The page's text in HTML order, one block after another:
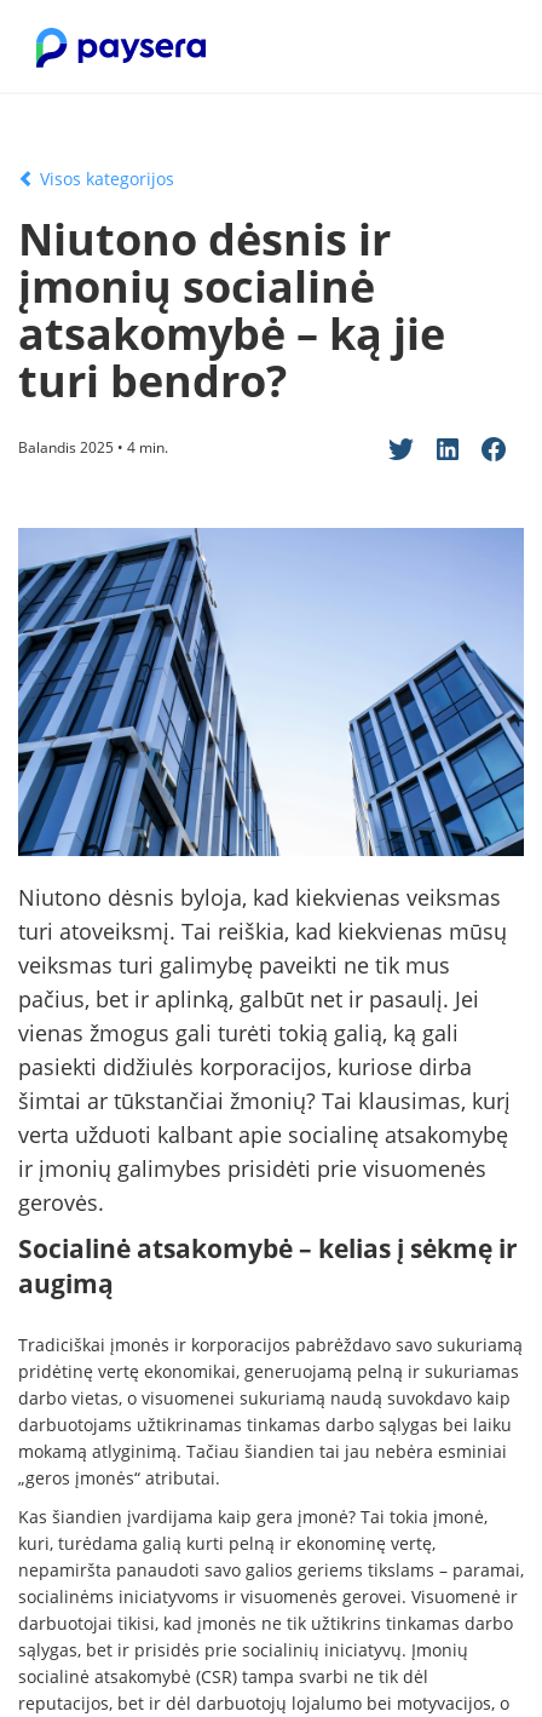
Visos kategorijos
Niutono dėsnis ir
įmonių socialinė
atsakomybė – ką jie
turi bendro?
Balandis 2025 • 4 min.
Niutono dėsnis byloja, kad kiekvienas veiksmas
turi atoveiksmį. Tai reiškia, kad kiekvienas mūsų
veiksmas turi galimybę paveikti ne tik mus
pačius, bet ir aplinką, galbūt net ir pasaulį. Jei
vienas žmogus gali turėti tokią galią, ką gali
pasiekti didžiulės korporacijos, kuriose dirba
šimtai ar tūkstančiai žmonių? Tai klausimas, kurį
verta užduoti kalbant apie socialinę atsakomybę
ir įmonių galimybes prisidėti prie visuomenės
gerovės.
Socialinė atsakomybė – kelias į sėkmę ir
augimą
Tradiciškai įmonės ir korporacijos pabrėždavo savo sukuriamą
pridėtinę vertę ekonomikai, generuojamą pelną ir sukuriamas
darbo vietas, o visuomenei sukuriamą naudą suvokdavo kaip
darbuotojams užtikrinamas tinkamas darbo sąlygas bei laiku
mokamą atlyginimą. Tačiau šiandien tai jau nebėra esminiai
„geros įmonės“ atributai.
Kas šiandien įvardijama kaip gera įmonė? Tai tokia įmonė,
kuri, turėdama galią kurti pelną ir ekonominę vertę,
nepamiršta panaudoti savo galios geriems tikslams – paramai,
socialinėms iniciatyvoms ir visuomenės gerovei. Visuomenė ir
darbuotojai tikisi, kad įmonės ne tik užtikrins tinkamas darbo
sąlygas, bet ir prisidės prie socialinių iniciatyvų. Įmonių
socialinė atsakomybė (CSR) tampa svarbi ne tik dėl
reputacijos, bet ir dėl darbuotojų lojalumo bei motyvacijos, o